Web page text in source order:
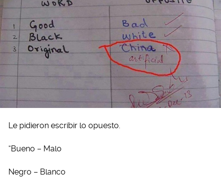
Le pidieron escribir lo opuesto.
“Bueno – Malo
Negro – Blanco